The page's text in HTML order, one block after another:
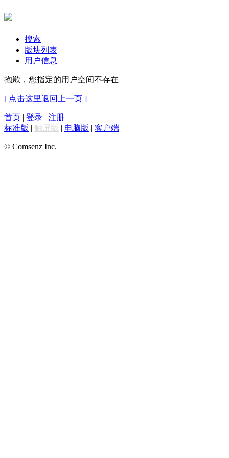
搜索
版块列表
用户信息
抱歉，您指定的用户空间不存在
[ 点击这里返回上一页 ]
首页 | 登录 | 注册
标准版 | 触屏版 | 电脑版 | 客户端
© Comsenz Inc.